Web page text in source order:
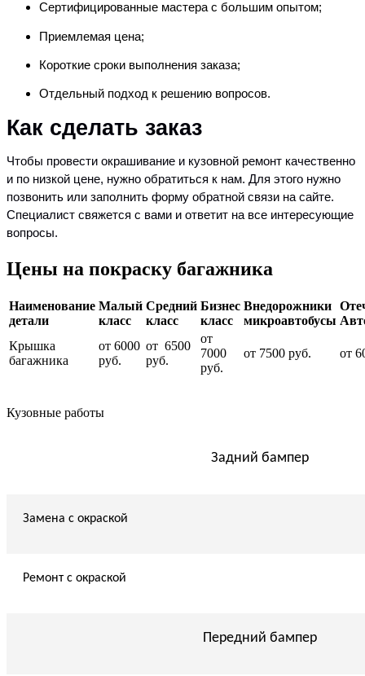
Сертифицированные мастера с большим опытом;
Приемлемая цена;
Короткие сроки выполнения заказа;
Отдельный подход к решению вопросов.
Как сделать заказ
Чтобы провести окрашивание и кузовной ремонт качественно
и по низкой цене, нужно обратиться к нам. Для этого нужно
позвонить или заполнить форму обратной связи на сайте.
Специалист свяжется с вами и ответит на все интересующие
вопросы.
Цены на покраску багажника
Наименование
детали
Малый
класс
Средний
класс
Бизнес
класс
Внедорожники
микроавтобусы
Крышка
багажника
от 6000
руб.
от 6500
руб.
от
7000
руб.
от 7500 руб. от
Кузовные работы
Задний бампер
Замена с окраской
Ремонт с окраской
Передний бампер